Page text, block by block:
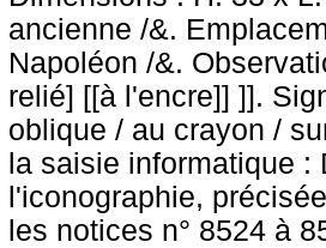
ancienne /&.
Napoléon /&.
relié] [[à l'encre]] ]].
oblique / au crayon /
la saisie informatique
l'iconographie,
les notices n° 8524 à